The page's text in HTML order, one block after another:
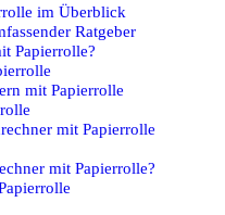
im Überblick
Ratgeber
Papierrolle?
mit Papierrolle
mit Papierrolle
mit Papierrolle?